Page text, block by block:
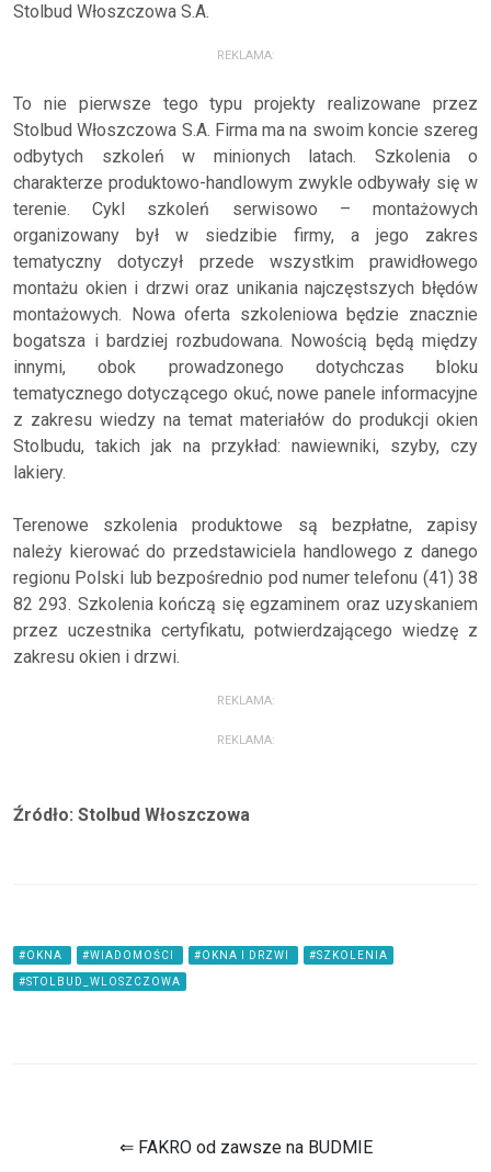
Stolbud Włoszczowa S.A.
REKLAMA:
To nie pierwsze tego typu projekty realizowane przez
Stolbud Włoszczowa S.A. Firma ma na swoim koncie szereg
odbytych szkoleń w minionych latach. Szkolenia o
charakterze produktowo-handlowym zwykle odbywały się w
terenie. Cykl szkoleń serwisowo – montażowych
organizowany był w siedzibie firmy, a jego zakres
tematyczny dotyczył przede wszystkim prawidłowego
montażu okien i drzwi oraz unikania najczęstszych błędów
montażowych. Nowa oferta szkoleniowa będzie znacznie
bogatsza i bardziej rozbudowana. Nowością będą między
innymi, obok prowadzonego dotychczas bloku
tematycznego dotyczącego okuć, nowe panele informacyjne
z zakresu wiedzy na temat materiałów do produkcji okien
Stolbudu, takich jak na przykład: nawiewniki, szyby, czy
lakiery.
Terenowe szkolenia produktowe są bezpłatne, zapisy
należy kierować do przedstawiciela handlowego z danego
regionu Polski lub bezpośrednio pod numer telefonu (41) 38
82 293. Szkolenia kończą się egzaminem oraz uzyskaniem
przez uczestnika certyfikatu, potwierdzającego wiedzę z
zakresu okien i drzwi.
REKLAMA:
REKLAMA:
Źródło: Stolbud Włoszczowa
#OKNA #WIADOMOŚCI #OKNA I DRZWI #SZKOLENIA
#STOLBUD_WLOSZCZOWA
⇐ FAKRO od zawsze na BUDMIE